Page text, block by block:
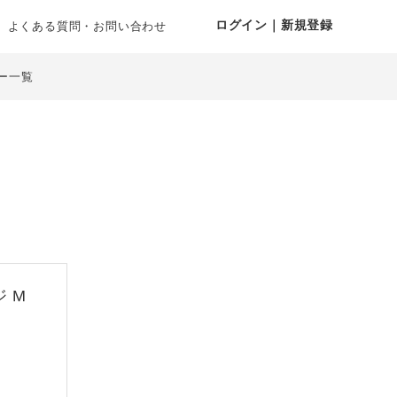
よくある質問・お問い合わせ ログイン｜新規登録
一覧
M